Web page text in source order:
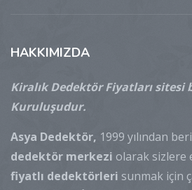
HAKKIMIZDA
Kiralık Dedektör Fiyatları sitesi
Kuruluşudur.
Asya Dedektör, 1999 yılından beri
dedektör merkezi olarak sizlere
fiyatlı dedektörleri sunmak için